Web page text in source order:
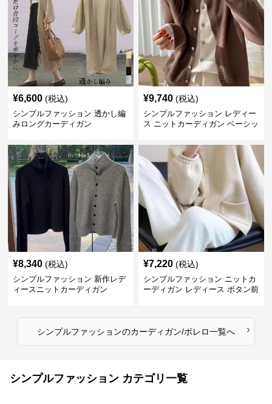
¥6,600 (税込)
シンプルファッション 透かし編
みロングカーディガン
¥9,740 (税込)
シンプルファッション レディー
ス ニットカーディガン ベーシッ
¥8,340 (税込)
シンプルファッション 新作レデ
ィースニットカーディガン
¥7,220 (税込)
シンプルファッション ニットカ
ーディガン レディース ボタン前
シンプルファッションのカーディガン/ボレロ一覧へ ›
シンプルファッション カテゴリ一覧